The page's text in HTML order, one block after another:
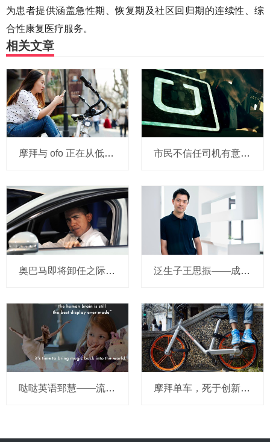
为患者提供涵盖急性期、恢复期及社区回归期的连续性、综
合性康复医疗服务。
相关文章
摩拜与 ofo 正在从低端出发颠覆滴滴？三家的机会与风险 市民不信任司机有意见，Uber的匹兹堡自动驾驶路试难度不小，路况也来捣乱
奥巴马即将卸任之际，要让无人驾驶汽车合法化？ 泛生子王思振——成立两年，融资数亿，基因检测如何帮助人类战胜癌症？
哒哒英语郅慧——流量这杯毒酒，你还喝吗？ 摩拜单车，死于创新的一百万种方式